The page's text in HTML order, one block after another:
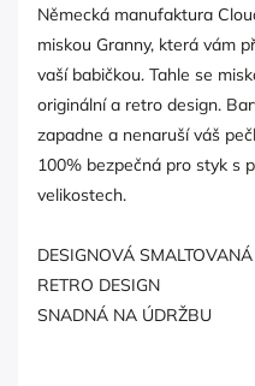
Německá manufaktura
miskou Granny, která vám
vaší babičkou. Tahle se
originální a retro design.
zapadne a nenaruší váš
100% bezpečná pro styk s
velikostech.
DESIGNOVÁ
RETRO DESIGN
SNADNÁ NA ÚDRŽBU